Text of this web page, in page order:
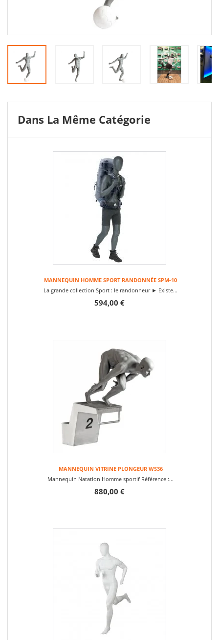
Dans La Même Catégorie
MANNEQUIN HOMME SPORT RANDONNÉE SPM-10
La grande collection Sport : le randonneur ► Existe...
594,00 €
MANNEQUIN VITRINE PLONGEUR WS36
Mannequin Natation Homme sportif Référence :...
880,00 €